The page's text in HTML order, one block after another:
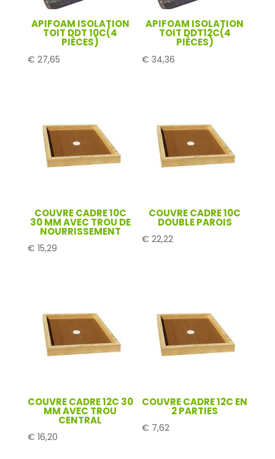
APIFOAM ISOLATION
TOIT DDT 10C(4
PIÈCES)
€ 27,65
APIFOAM ISOLATION
TOIT DDT12C(4
PIÈCES)
€ 34,36
COUVRE CADRE 10C
30 MM AVEC TROU DE
NOURRISSEMENT
€ 15,29
COUVRE CADRE 10C
DOUBLE PAROIS
€ 22,22
COUVRE CADRE 12C 30
MM AVEC TROU
CENTRAL
€ 16,20
COUVRE CADRE 12C EN
2 PARTIES
€ 7,62